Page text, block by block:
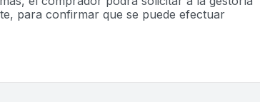
para confirmar que se puede efectuar